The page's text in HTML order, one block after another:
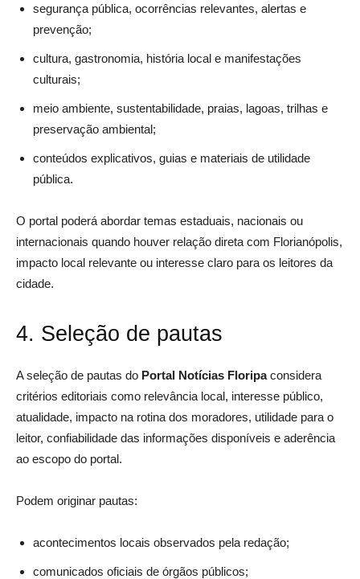
segurança pública, ocorrências relevantes, alertas e
prevenção;
cultura, gastronomia, história local e manifestações
culturais;
meio ambiente, sustentabilidade, praias, lagoas, trilhas e
preservação ambiental;
conteúdos explicativos, guias e materiais de utilidade
pública.
O portal poderá abordar temas estaduais, nacionais ou
internacionais quando houver relação direta com Florianópolis,
impacto local relevante ou interesse claro para os leitores da
cidade.
4. Seleção de pautas
A seleção de pautas do Portal Notícias Floripaconsidera
critérios editoriais como relevância local, interesse público,
atualidade, impacto na rotina dos moradores, utilidade para o
leitor, confiabilidade das informações disponíveis e aderência
ao escopo do portal.
Podem originar pautas:
acontecimentos locais observados pela redação;
comunicados oficiais de órgãos públicos;